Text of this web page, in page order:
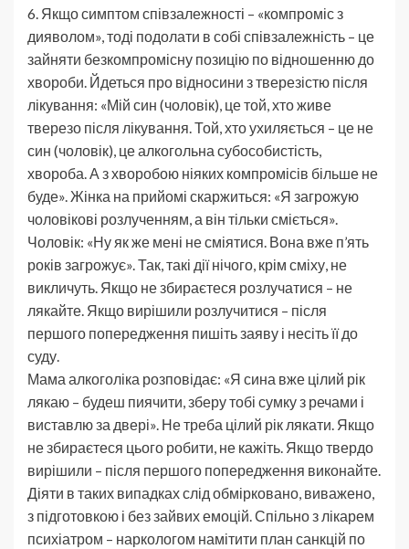
6. Якщо симптом співзалежності – «компроміс з
дияволом», тоді подолати в собі співзалежність – це
зайняти безкомпромісну позицію по відношенню до
хвороби. Йдеться про відносини з тверезістю після
лікування: «Мій син (чоловік), це той, хто живе
тверезо після лікування. Той, хто ухиляється – це не
син (чоловік), це алкогольна субособистість,
хвороба. А з хворобою ніяких компромісів більше не
буде». Жінка на прийомі скаржиться: «Я загрожую
чоловікові розлученням, а він тільки сміється».
Чоловік: «Ну як же мені не сміятися. Вона вже п’ять
років загрожує». Так, такі дії нічого, крім сміху, не
викличуть. Якщо не збираєтеся розлучатися – не
лякайте. Якщо вирішили розлучитися – після
першого попередження пишіть заяву і несіть її до
суду.
Мама алкоголіка розповідає: «Я сина вже цілий рік
лякаю – будеш пиячити, зберу тобі сумку з речами і
виставлю за двері». Не треба цілий рік лякати. Якщо
не збираєтеся цього робити, не кажіть. Якщо твердо
вирішили – після першого попередження виконайте.
Діяти в таких випадках слід обмірковано, виважено,
з підготовкою і без зайвих емоцій. Спільно з лікарем
психіатром – наркологом намітити план санкцій по